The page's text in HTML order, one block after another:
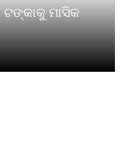
ମାସିକ